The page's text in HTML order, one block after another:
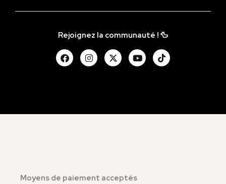
Rejoignez la communauté ! 🦆
Moyens de paiement acceptés